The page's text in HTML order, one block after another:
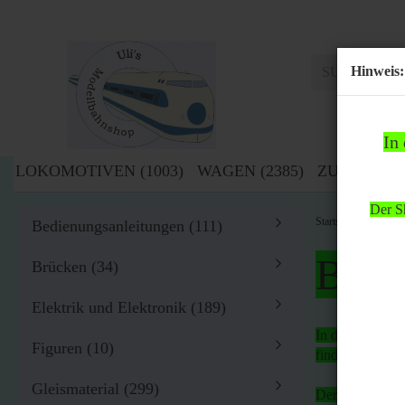
Hinweis:
In
Der
LOKOMOTIVEN (1003) WAGEN (2385) ZUBEHÖR
Startseite »
Bitte
In der Zeit
findet
Der Shop
Bedienungsanleitungen (111)
Brücken (34)
Elektrik und Elektronik (189)
Figuren (10)
Gleismaterial (299)